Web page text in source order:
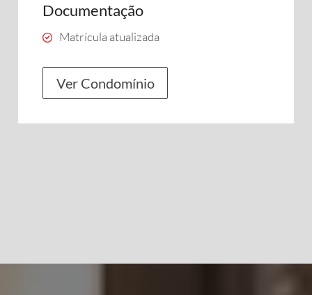
Documentação
Matrícula atualizada
Ver Condomínio